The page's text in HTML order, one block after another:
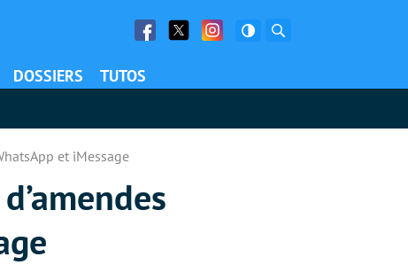
Facebook
Twitter Facebook
DOSSIERS TUTOS
et iMessage